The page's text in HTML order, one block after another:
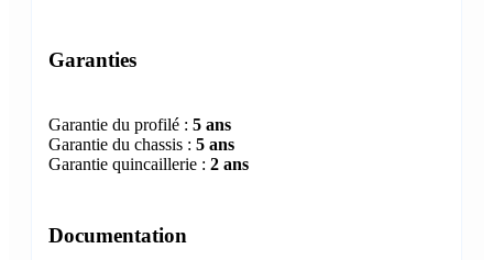
Garanties
Garantie du profilé : 5 ans
Garantie du chassis : 5 ans
Garantie quincaillerie : 2 ans
Documentation